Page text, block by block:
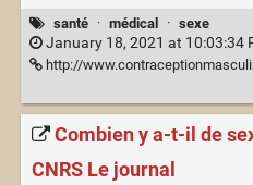
santé · médical · sexe
January 18, 2021 at 10:03:34
http://
Combien y a-t-il de
CNRS Le journal